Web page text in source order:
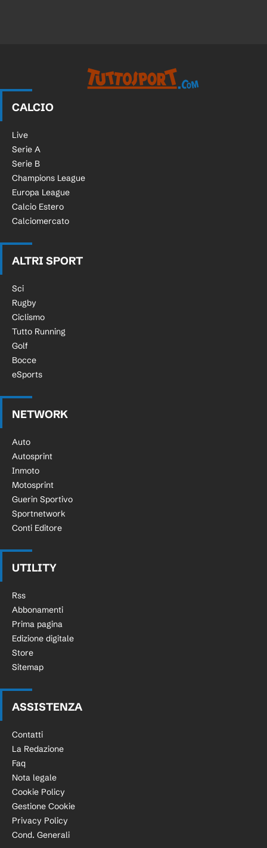
CALCIO
Live
Serie A
Serie B
Champions League
Europa League
Calcio Estero
Calciomercato
ALTRI SPORT
Sci
Rugby
Ciclismo
Tutto Running
Golf
Bocce
eSports
NETWORK
Auto
Autosprint
Inmoto
Motosprint
Guerin Sportivo
Sportnetwork
Conti Editore
UTILITY
Rss
Abbonamenti
Prima pagina
Edizione digitale
Store
Sitemap
ASSISTENZA
Contatti
La Redazione
Faq
Nota legale
Cookie Policy
Gestione Cookie
Privacy Policy
Cond. Generali